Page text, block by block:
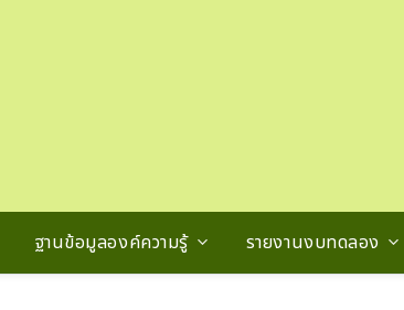
ฐานข้อมูลองค์ความรู้ รายงานงบทดลอง